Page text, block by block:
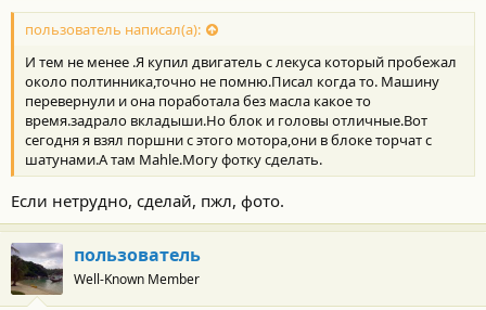
пользователь написал(а):
И тем не менее .Я купил двигатель с лекуса который пробежал
около полтинника,точно не помню.Писал когда то. Машину
перевернули и она поработала без масла какое то
время.задрало вкладыши.Но блок и головы отличные.Вот
сегодня я взял поршни с этого мотора,они в блоке торчат с
шатунами.А там Mahle.Могу фотку сделать.
Если нетрудно, сделай, пжл, фото.
пользователь
Well-Known Member